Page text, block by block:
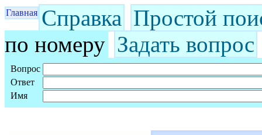
Главная Справка Простой
по номеру Задать вопрос
Вопрос
Ответ
Имя